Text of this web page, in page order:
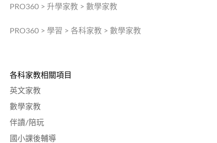
PRO360 > 升學家教 > 數學家教
PRO360 > 學習 > 各科家教 > 數學家教
各科家教相關項目
英文家教
數學家教
伴讀/陪玩
國小課後輔導